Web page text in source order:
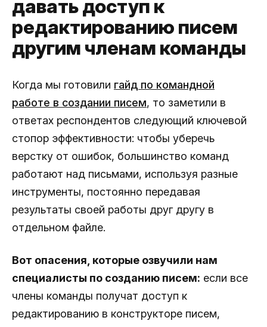
давать доступ к
редактированию писем
другим членам команды
Когда мы готовили гайд по командной
работе в создании писем, то заметили в
ответах респондентов следующий ключевой
стопор эффективности: чтобы уберечь
верстку от ошибок, большинство команд
работают над письмами, используя разные
инструменты, постоянно передавая
результаты своей работы друг другу в
отдельном файле.
Вот опасения, которые озвучили нам
специалисты по созданию писем: если все
члены команды получат доступ к
редактированию в конструкторе писем,